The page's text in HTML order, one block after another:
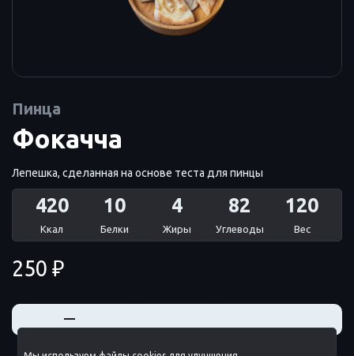
Пинца
Фокачча
Лепешка, сделанная на основе теста для пинцы
420 10 4 82 120
Ккал Белки Жиры Углеводы Вес
250 ₽
—